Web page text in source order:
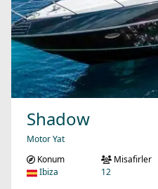
Shadow
Motor Yat
Konum
Ibiza
Misafirler
12